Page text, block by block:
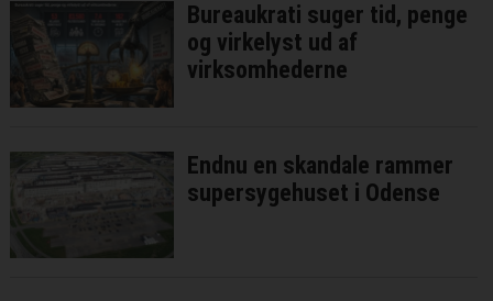
Bureaukrati suger tid, penge
og virkelyst ud af
virksomhederne
Endnu en skandale rammer
supersygehuset i Odense